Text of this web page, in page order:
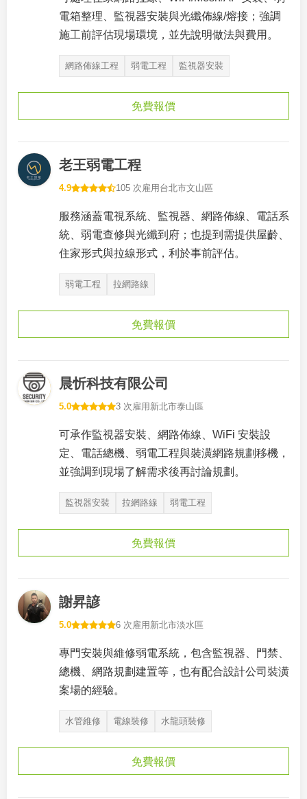
電箱整理、監視器安裝與光纖佈線/熔接；強調
施工前評估現場環境，並先說明做法與費用。
網路佈線工程 弱電工程 監視器安裝
免費報價
老王弱電工程
4.9 105 次雇用 台北市文山區
服務涵蓋電視系統、監視器、網路佈線、電話系
統、弱電查修與光纖到府；也提到需提供屋齡、
住家形式與拉線形式，利於事前評估。
弱電工程 拉網路線
免費報價
晨忻科技有限公司
5.0 3 次雇用 新北市泰山區
可承作監視器安裝、網路佈線、WiFi 安裝設
定、電話總機、弱電工程與裝潢網路規劃移機，
並強調到現場了解需求後再討論規劃。
監視器安裝 拉網路線 弱電工程
免費報價
謝昇諺
5.0 6 次雇用 新北市淡水區
專門安裝與維修弱電系統，包含監視器、門禁、
總機、網路規劃建置等，也有配合設計公司裝潢
案場的經驗。
水管維修 電線裝修 水龍頭裝修
免費報價